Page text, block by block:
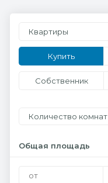
Квартиры
Купить
Собственник
Количество комнат
Общая площадь